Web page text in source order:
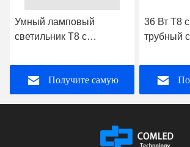
Умный ламповый
светильник Т8 с
футов Т8 светодиодный
ламповый светильник
Получите самую
36 Вт Т8
трубный
датчиком
трубный